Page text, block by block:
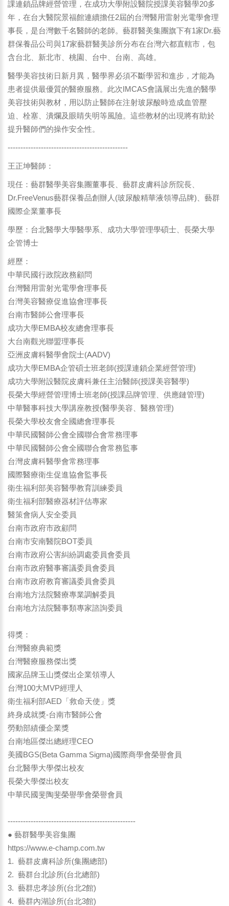
課連鎖品牌經營管理，在成功大學附設醫院授課美容醫學20多
年，在台大醫院景福館連續擔任2屆的台灣醫用雷射光電學會理
事長，是台灣數千名醫師的老師。藝群醫美集團旗下有1家Dr.藝
群保養品公司與17家藝群醫美診所分布在台灣六都直轄市，包
含台北、新北市、桃園、台中、台南、高雄。
醫學美容技術日新月異，醫學界必須不斷學習和進步，才能為
患者提供最優質的醫療服務。此次IMCAS會議展出先進的醫學
美容技術與教材，用以防止醫師在注射玻尿酸時造成血管壓
迫、栓塞、潰爛及眼睛失明等風險。這些教材的出現將有助於
提升醫師們的操作安全性。
-----------------------------------------------
王正坤醫師：
現任：藝群醫學美容集團董事長、藝群皮膚科診所院長、
Dr.FreeVenus藝群保養品創辦人(玻尿酸精華液領導品牌)、藝群
國際企業董事長
學歷：台北醫學大學醫學系、成功大學管理學碩士、長榮大學
企管博士
經歷：
中華民國行政院政務顧問
台灣醫用雷射光電學會理事長
台灣美容醫療促進協會理事長
台南市醫師公會理事長
成功大學EMBA校友總會理事長
大台南觀光聯盟理事長
亞洲皮膚科醫學會院士(AADV)
成功大學EMBA企管碩士班老師(授課連鎖企業經營管理)
成功大學附設醫院皮膚科兼任主治醫師(授課美容醫學)
長榮大學經營管理博士班老師(授課品牌管理、供應鏈管理)
中華醫事科技大學講座教授(醫學美容、醫務管理)
長榮大學校友會全國總會理事長
中華民國醫師公會全國聯合會常務理事
中華民國醫師公會全國聯合會常務監事
台灣皮膚科醫學會常務理事
國際醫療衛生促進協會監事長
衛生福利部美容醫學教育訓練委員
衛生福利部醫療器材評估專家
醫策會病人安全委員
台南市政府市政顧問
台南市安南醫院BOT委員
台南市政府公害糾紛調處委員會委員
台南市政府醫事審議委員會委員
台南市政府教育審議委員會委員
台南地方法院醫療專業調解委員
台南地方法院醫事類專家諮詢委員
得獎：
台灣醫療典範獎
台灣醫療服務傑出獎
國家品牌玉山獎傑出企業領導人
台灣100大MVP經理人
衛生福利部AED「救命天使」獎
終身成就獎-台南市醫師公會
勞動部績優企業獎
台南地區傑出總經理CEO
美國BGS(Beta Gamma Sigma)國際商學會榮譽會員
台北醫學大學傑出校友
長榮大學傑出校友
中華民國斐陶斐榮譽學會榮譽會員
--------------------------------------------------
● 藝群醫學美容集團
https://www.e-champ.com.tw
1. 藝群皮膚科診所(集團總部)
2. 藝群台北診所(台北總部)
3. 藝群忠孝診所(台北2館)
4. 藝群內湖診所(台北3館)